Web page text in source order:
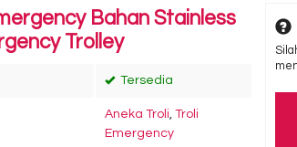
Bahan Stainless
Trolley
Tersedia
Aneka Troli, Troli
Emergency